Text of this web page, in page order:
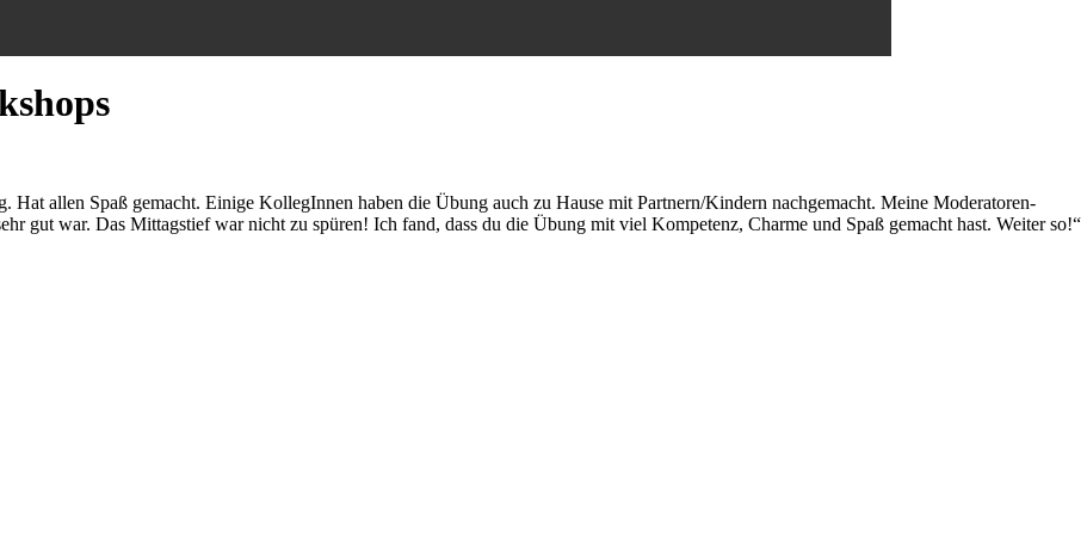
allen Spaß gemacht. Einige KollegInnen haben die Übung auch zu Hause mit Partnern/Kindern nachgemacht. Meine Moderatoren-
gut war. Das Mittagstief war nicht zu spüren! Ich fand, dass du die Übung mit viel Kompetenz, Charme und Spaß gemacht hast. Weiter so!“